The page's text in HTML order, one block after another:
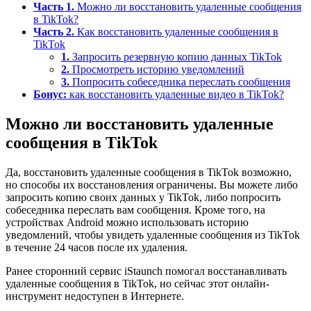
Часть 1. Можно ли восстановить удаленные сообщения
в TikTok?
Часть 2. Как восстановить удаленные сообщения в
TikTok
1. Запросить резервную копию данных TikTok
2. Просмотреть историю уведомлений
3. Попросить собеседника переслать сообщения
Бонус: как восстановить удаленные видео в TikTok?
Можно ли восстановить удаленные
сообщения в TikTok
Да, восстановить удаленные сообщения в TikTok возможно,
но способы их восстановления ограничены. Вы можете либо
запросить копию своих данных у TikTok, либо попросить
собеседника переслать вам сообщения. Кроме того, на
устройствах Android можно использовать историю
уведомлений, чтобы увидеть удаленные сообщения из TikTok
в течение 24 часов после их удаления.
Ранее сторонний сервис iStaunch помогал восстанавливать
удаленные сообщения в TikTok, но сейчас этот онлайн-
инструмент недоступен в Интернете.